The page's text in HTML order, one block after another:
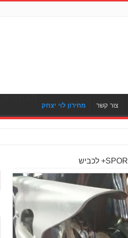
צור קשר מחירון לוי יצחק